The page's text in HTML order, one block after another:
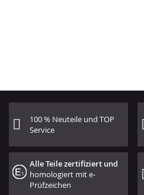
100 % Neuteile und TOP
Service
Alle Teile zertifiziert und
homologiert mit e-
Prüfzeichen